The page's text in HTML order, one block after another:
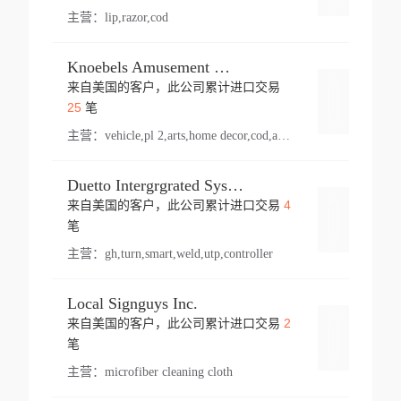
主营： lip,razor,cod
Knoebels Amusement Resort
来自美国的客户，此公司累计进口交易
25笔
主营： vehicle,pl 2,arts,home decor,cod,amusement ride,sea
Duetto Intergrgrated Systems Inc.
来自美国的客户，此公司累计进口交易 4
笔
主营： gh,turn,smart,weld,utp,controller
Local Signguys Inc.
来自美国的客户，此公司累计进口交易 2
笔
主营： microfiber cleaning cloth